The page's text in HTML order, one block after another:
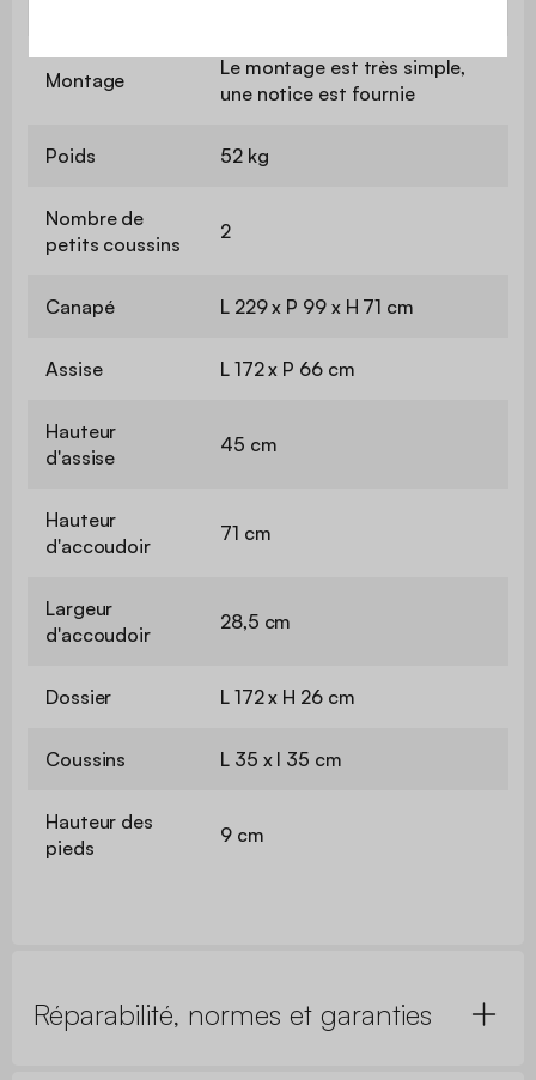
Montage
Le montage est très simple,
une notice est fournie
Poids 52 kg
Nombre de
petits coussins
2
Canapé L 229 x P 99 x H 71 cm
Assise L 172 x P 66 cm
Hauteur
d'assise
45 cm
Hauteur
d'accoudoir
71 cm
Largeur
d'accoudoir
28,5 cm
Dossier L 172 x H 26 cm
Coussins L 35 x l 35 cm
Hauteur des
pieds
9 cm
Réparabilité, normes et garanties